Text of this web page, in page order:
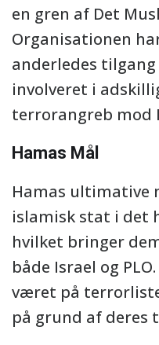
en gren af Det
Organisationen
anderledes
involveret i
terrorangreb mod
Hamas Mål
Hamas ultimative
islamisk stat i det
hvilket bringer
både Israel og
været på
på grund af deres